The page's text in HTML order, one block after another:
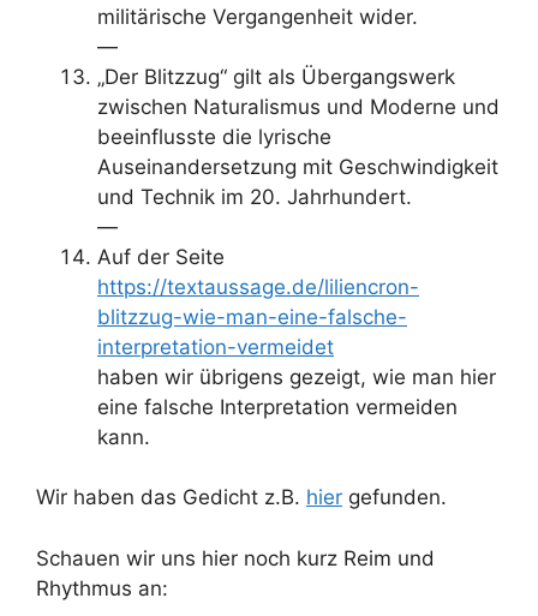
militärische Vergangenheit wider.
—
„Der Blitzzug“ gilt als Übergangswerk
zwischen Naturalismus und Moderne und
beeinflusste die lyrische
Auseinandersetzung mit Geschwindigkeit
und Technik im 20. Jahrhundert.
—
Auf der Seite
https://textaussage.de/liliencron-
blitzzug-wie-man-eine-falsche-
interpretation-vermeidet
haben wir übrigens gezeigt, wie man hier
eine falsche Interpretation vermeiden
kann.
Wir haben das Gedicht z.B. hier gefunden.
Schauen wir uns hier noch kurz Reim und
Rhythmus an: